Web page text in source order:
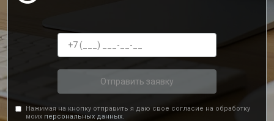
Отправить заявку
Нажимая на кнопку отправить я даю свое согласие на обработку
моих персональных данных.